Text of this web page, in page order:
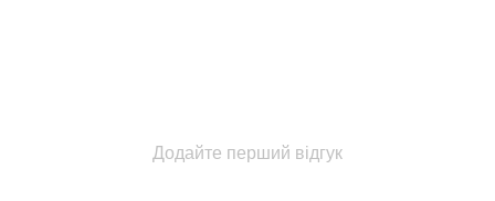
Додайте перший відгук